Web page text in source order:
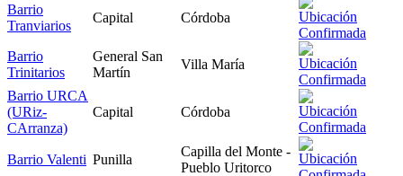
Barrio
Tranviarios
Capital Córdoba
Barrio
Trinitarios
General San
Martín
Villa María
Barrio URCA
(URiz-
CArranza)
Capital Córdoba
Barrio Valenti Punilla
Capilla del Monte -
Pueblo Uritorco